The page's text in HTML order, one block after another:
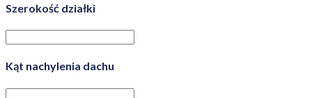
Szerokość działki
Kąt nachylenia dachu